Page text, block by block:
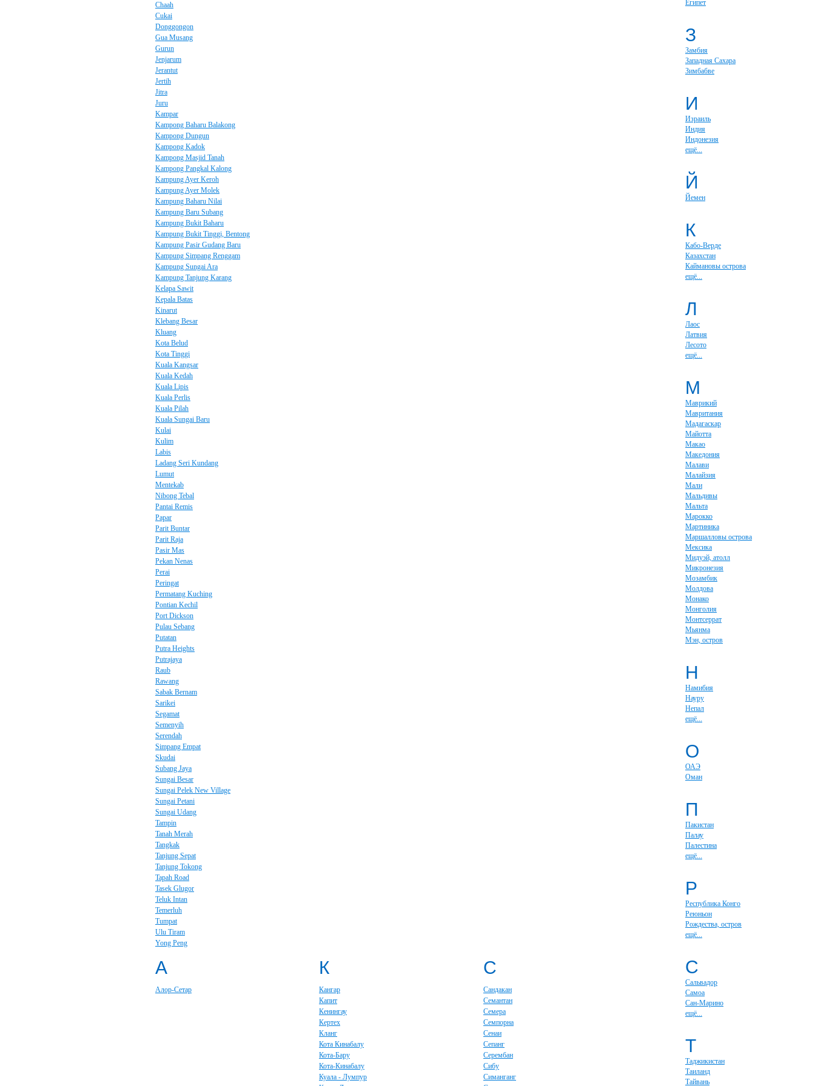
Chaah
Cukai
Donggongon
Gua Musang
Gurun
Jenjarum
Jerantut
Jertih
Jitra
Juru
Kampar
Kampong Baharu Balakong
Kampong Dungun
Kampong Kadok
Kampong Masjid Tanah
Kampong Pangkal Kalong
Kampung Ayer Keroh
Kampung Ayer Molek
Kampung Baharu Nilai
Kampung Baru Subang
Kampung Bukit Baharu
Kampung Bukit Tinggi, Bentong
Kampung Pasir Gudang Baru
Kampung Simpang Renggam
Kampung Sungai Ara
Kampung Tanjung Karang
Kelapa Sawit
Kepala Batas
Kinarut
Klebang Besar
Kluang
Kota Belud
Kota Tinggi
Kuala Kangsar
Kuala Kedah
Kuala Lipis
Kuala Perlis
Kuala Pilah
Kuala Sungai Baru
Kulai
Kulim
Labis
Ladang Seri Kundang
Lumut
Mentekab
Nibong Tebal
Pantai Remis
Papar
Parit Buntar
Parit Raja
Pasir Mas
Pekan Nenas
Perai
Peringat
Permatang Kuching
Pontian Kechil
Port Dickson
Pulau Sebang
Putatan
Putra Heights
Putrajaya
Raub
Rawang
Sabak Bernam
Sarikei
Segamat
Semenyih
Serendah
Simpang Empat
Skudai
Subang Jaya
Sungai Besar
Sungai Pelek New Village
Sungai Petani
Sungai Udang
Tampin
Tanah Merah
Tangkak
Tanjung Sepat
Tanjung Tokong
Tapah Road
Tasek Glugor
Teluk Intan
Temerluh
Tumpat
Ulu Tiram
Yong Peng
А
Алор-Сетар
К
Кангар
Капит
Кенингау
Кертех
Кланг
Кота Кинабалу
Кота-Бару
Кота-Кинабалу
Куала - Лумпур
С
Сандакан
Семантан
Семера
Семпорна
Сенаи
Сепанг
Серембан
Сибу
Симанганг
Египет
З
Замбия
Западная Сахара
Зимбабве
И
Израиль
Индия
Индонезия
ещё...
Й
Йемен
К
Кабо-Верде
Казахстан
Каймановы острова
ещё...
Л
Лаос
Латвия
Лесото
ещё...
М
Маврикий
Мавритания
Мадагаскар
Майотта
Макао
Македония
Малави
Малайзия
Мали
Мальдивы
Мальта
Марокко
Мартиника
Маршалловы острова
Мексика
Мидуэй, атолл
Микронезия
Мозамбик
Молдова
Монако
Монголия
Монтсеррат
Мьянма
Мэн, остров
Н
Намибия
Науру
Непал
ещё...
О
ОАЭ
Оман
П
Пакистан
Палау
Палестина
ещё...
Р
Республика Конго
Реюньон
Рождества, остров
ещё...
С
Сальвадор
Самоа
Сан-Марино
ещё...
Т
Таджикистан
Таиланд
Тайвань